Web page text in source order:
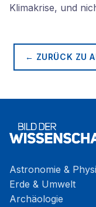
Klimakrise, und
← ZURÜCK ZU
Astronomie &
Erde & Umwelt
Archäologie